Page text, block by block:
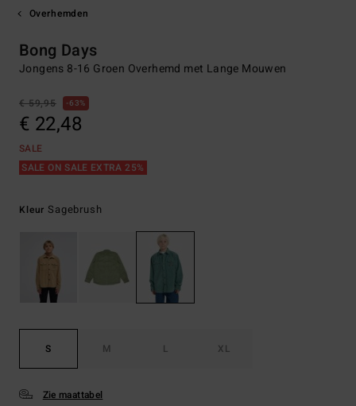
Overhemden
Bong Days
Jongens 8-16 Groen Overhemd met Lange Mouwen
€ 59,95 63%
€ 22,48
SALE
SALE ON SALE EXTRA 25%
Kleur Sagebrush
S M L XL
Zie maattabel